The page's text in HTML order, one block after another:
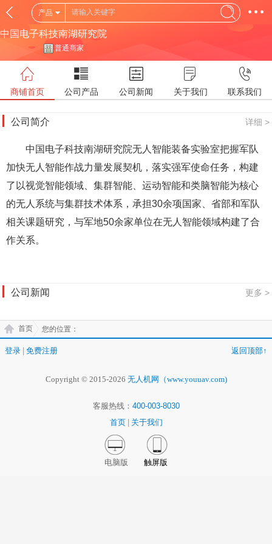
产品
中国电子科技南湖研究院
普通商家
商铺首页 公司产品 公司新闻 关于我们 联系我们
公司简介 详细 >
中国电子科技南湖研究院无人智能装备实验室把握军队
加快无人智能作战力量发展契机，落实强军使命任务，构建
了以视觉智能领域、集群智能、运动智能和类脑智能为核心
的无人系统与集群技术体系，承担30余项国家、省部和军队
相关课题研究，与军地50余家单位在无人智能领域构建了合
作关系。
公司新闻 更多 >
您的位置：
首页
登录 免费注册 返回顶部↑
Copyright © 2015-2026 无人机网（www.youuav.com)
客服热线： 400-003-8030
首页
关于我们
电脑版 触屏版